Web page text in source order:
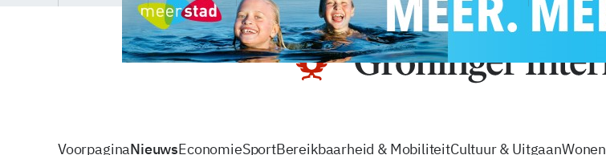
VoorpaginaNieuwsEconomieSportBereikbaarheid & MobiliteitCultuur & UitgaanWonen